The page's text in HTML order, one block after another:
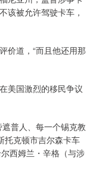
该被允许驾驶卡车，
道，“而且他还用那
美国激烈的移民争议
普人、每一个锡克教
托克顿市吉尔森卡车
西姆兰・辛格（与涉